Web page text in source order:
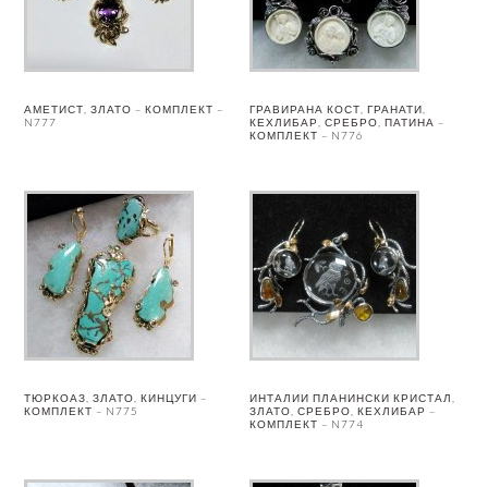
АМЕТИСТ, ЗЛАТО – КОМПЛЕКТ –
N777
ГРАВИРАНА КОСТ, ГРАНАТИ,
КЕХЛИБАР, СРЕБРО, ПАТИНА –
КОМПЛЕКТ – N776
ТЮРКОАЗ, ЗЛАТО, КИНЦУГИ –
КОМПЛЕКТ – N775
ИНТАЛИИ ПЛАНИНСКИ КРИСТАЛ,
ЗЛАТО, СРЕБРО, КЕХЛИБАР –
КОМПЛЕКТ – N774